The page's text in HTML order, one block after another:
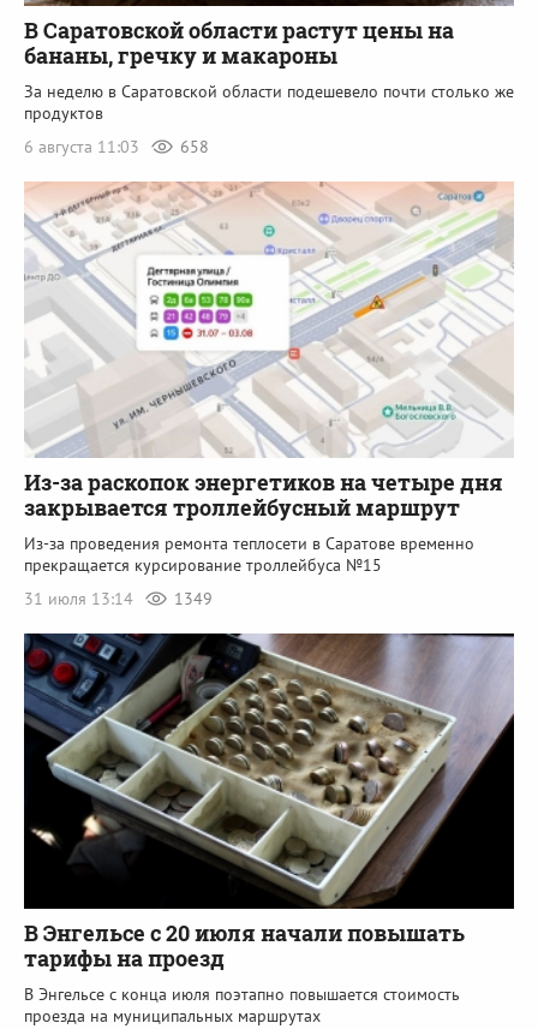
В Саратовской области растут цены на
бананы, гречку и макароны
За неделю в Саратовской области подешевело почти столько же
продуктов
6 августа 11:03
658
Из-за раскопок энергетиков на четыре дня
закрывается троллейбусный маршрут
Из-за проведения ремонта теплосети в Саратове временно
прекращается курсирование троллейбуса №15
31 июля 13:14
1349
В Энгельсе с 20 июля начали повышать
тарифы на проезд
В Энгельсе с конца июля поэтапно повышается стоимость
проезда на муниципальных маршрутах